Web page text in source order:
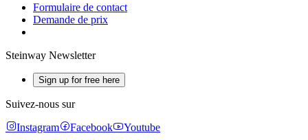
Formulaire de contact
Demande de prix
Steinway Newsletter
Sign up for free here
Suivez-nous sur
Instagram
Facebook Youtube